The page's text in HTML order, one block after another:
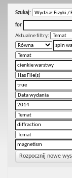
Szukaj:
for
Aktualne filtry:
Rozpocznij nowe